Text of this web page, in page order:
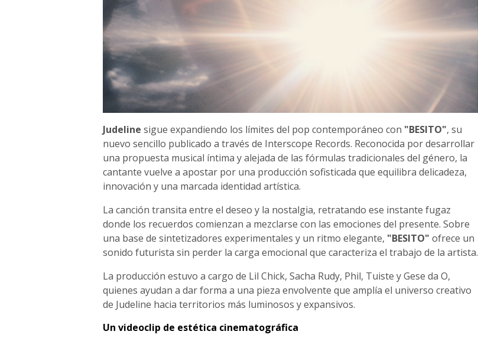
Judeline sigue expandiendo los límites del pop contemporáneo con "BESITO", su
nuevo sencillo publicado a través de Interscope Records. Reconocida por desarrollar
una propuesta musical íntima y alejada de las fórmulas tradicionales del género, la
cantante vuelve a apostar por una producción sofisticada que equilibra delicadeza,
innovación y una marcada identidad artística.
La canción transita entre el deseo y la nostalgia, retratando ese instante fugaz
donde los recuerdos comienzan a mezclarse con las emociones del presente. Sobre
una base de sintetizadores experimentales y un ritmo elegante, "BESITO" ofrece un
sonido futurista sin perder la carga emocional que caracteriza el trabajo de la artista.
La producción estuvo a cargo de Lil Chick, Sacha Rudy, Phil, Tuiste y Gese da O,
quienes ayudan a dar forma a una pieza envolvente que amplía el universo creativo
de Judeline hacia territorios más luminosos y expansivos.
Un videoclip de estética cinematográfica